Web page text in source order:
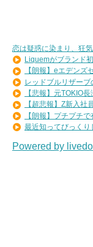
恋は疑惑に染まり、狂
Liquemがブランド
【朗報】eエデンズ
レッドブルリザーブ
【悲報】元TOKIO
【超悲報】Z新入社
【朗報】プチプチ
最近知ってびっく
Powered by